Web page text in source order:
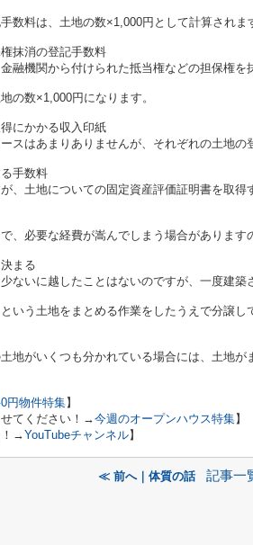
数料は、土地の数×1,000円として計算されま
抹消の登記手数料
融機関から付けられた抵当権などの担保権を
の数×1,000円になります。
にかかる収入印紙
スはあまりありませんが、それぞれの土地
手数料
、土地についての固定資産評価証明書を取
、必要な経費が嵩んでしまう場合があります
まる
ないに越したことはないのですが、一度建
いう土地をまとめる作業をしたうえで分譲
地がいくつも分かれている場合には、土地
円物件特集】
せてください！→今週のオープンハウス特集】
！→YouTubeチャンネル】
≪ 前へ｜体質の話 記事一